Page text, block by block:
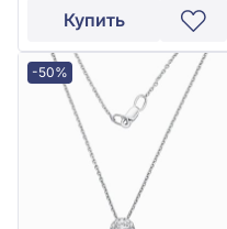
Купить
-50%